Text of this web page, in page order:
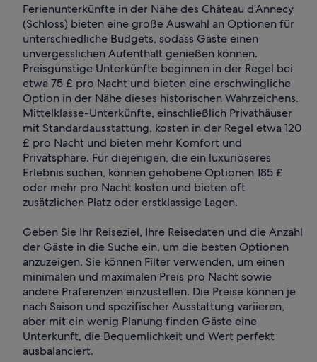
Ferienunterkünfte in der Nähe des Château d'Annecy
(Schloss) bieten eine große Auswahl an Optionen für
unterschiedliche Budgets, sodass Gäste einen
unvergesslichen Aufenthalt genießen können.
Preisgünstige Unterkünfte beginnen in der Regel bei
etwa 75 £ pro Nacht und bieten eine erschwingliche
Option in der Nähe dieses historischen Wahrzeichens.
Mittelklasse-Unterkünfte, einschließlich Privathäuser
mit Standardausstattung, kosten in der Regel etwa 120
£ pro Nacht und bieten mehr Komfort und
Privatsphäre. Für diejenigen, die ein luxuriöseres
Erlebnis suchen, können gehobene Optionen 185 £
oder mehr pro Nacht kosten und bieten oft
zusätzlichen Platz oder erstklassige Lagen.
Geben Sie Ihr Reiseziel, Ihre Reisedaten und die Anzahl
der Gäste in die Suche ein, um die besten Optionen
anzuzeigen. Sie können Filter verwenden, um einen
minimalen und maximalen Preis pro Nacht sowie
andere Präferenzen einzustellen. Die Preise können je
nach Saison und spezifischer Ausstattung variieren,
aber mit ein wenig Planung finden Gäste eine
Unterkunft, die Bequemlichkeit und Wert perfekt
ausbalanciert.